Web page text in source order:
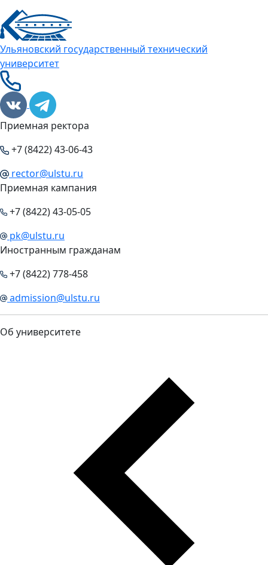
Ульяновский государственный технический
университет
Приемная ректора
+7 (8422) 43-06-43
rector@ulstu.ru
Приемная кампания
+7 (8422) 43-05-05
pk@ulstu.ru
Иностранным гражданам
+7 (8422) 778-458
admission@ulstu.ru
Об университете